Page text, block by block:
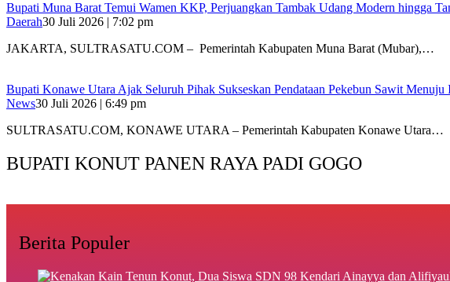
‎Bupati Muna Barat Temui Wamen KKP, Perjuangkan Tambak Udang Modern hingga
Daerah30 Juli 2026 | 7:02 pm
‎JAKARTA, SULTRASATU.COM – Pemerintah Kabupaten Muna Barat (Mubar),…
Bupati Konawe Utara Ajak Seluruh Pihak Sukseskan Pendataan Pekebun Sawit Menuju
News30 Juli 2026 | 6:49 pm
SULTRASATU.COM, KONAWE UTARA – Pemerintah Kabupaten Konawe Utara…
BUPATI KONUT PANEN RAYA PADI GOGO
Berita Populer